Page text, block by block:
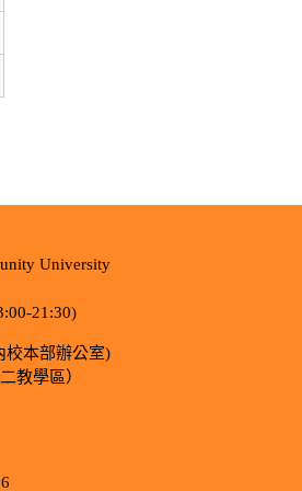
University
21:30)
校本部辦公室)
教學區）